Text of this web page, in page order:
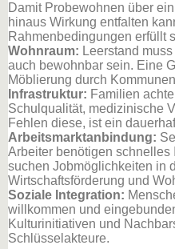
Damit Probewohnen über
hinaus Wirkung entfalten
Rahmenbedingungen erfüllt
Wohnraum: Leerstand
auch bewohnbar sein. Eine
Möblierung durch
Infrastruktur: Familien
Schulqualität, medizinische
Fehlen diese, ist ein
Arbeitsmarktanbindung:
Arbeiter benötigen schnelles
suchen Jobmöglichkeiten in
Wirtschaftsförderung und
Soziale Integration:
willkommen und
Kulturinitiativen und
Schlüsselakteure.